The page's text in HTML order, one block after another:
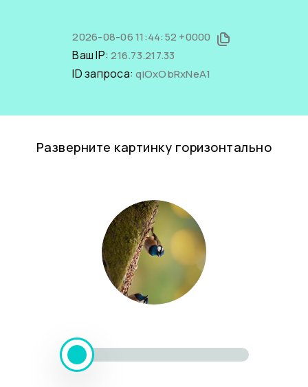
2026-08-06 11:44:52 +0000
Ваш IP:216.73.217.33
ID запроса:qiOxObRxNeA1
Разверните картинку горизонтально